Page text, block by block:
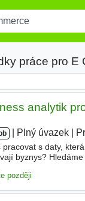
práce pro E
analytik
Plný úvazek
pracovat s daty,
byznys?
později